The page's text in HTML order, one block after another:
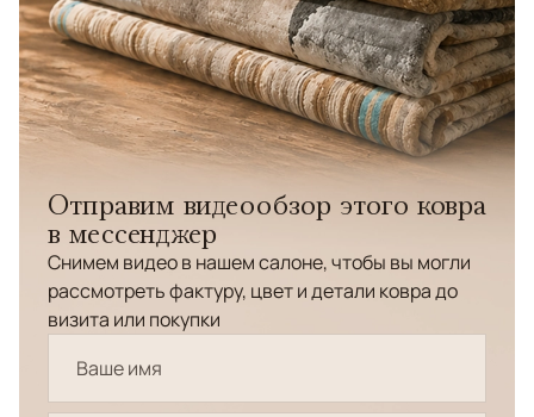
Отправим видеообзор этого ковра
в мессенджер
Снимем видео в нашем салоне, чтобы вы могли
рассмотреть фактуру, цвет и детали ковра до
визита или покупки